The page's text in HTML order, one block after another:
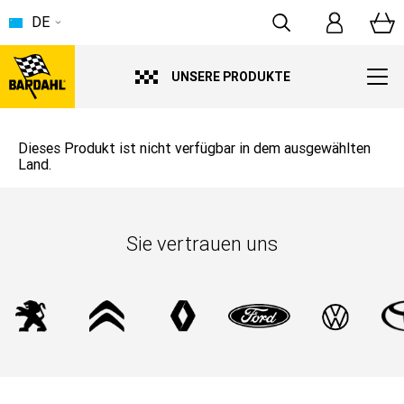
UNSERE PRODUKTE
DE
Dieses Produkt ist nicht verfügbar in dem ausgewählten
Land.
Sie vertrauen uns